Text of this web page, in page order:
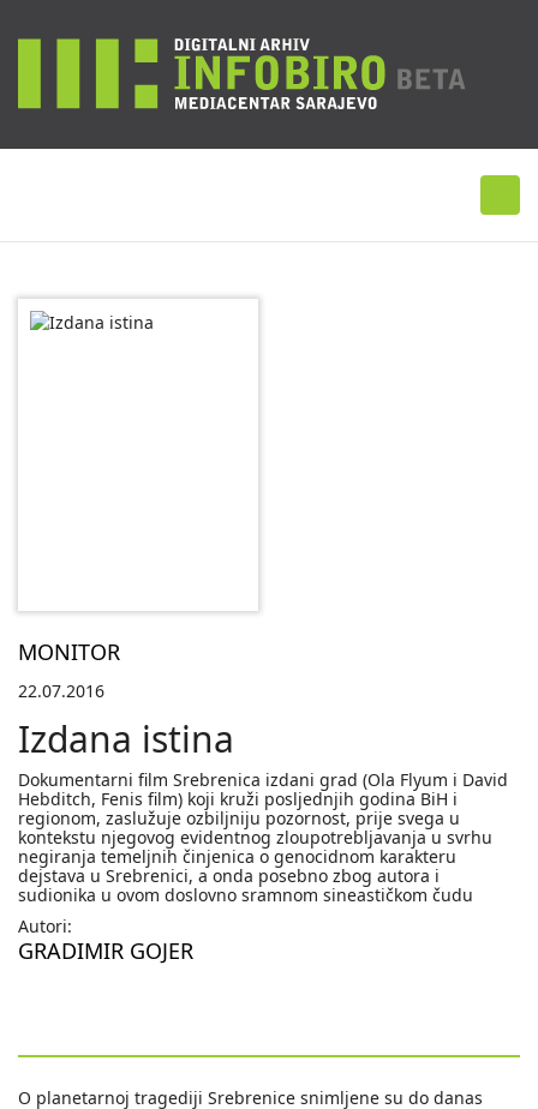
MONITOR
22.07.2016
Izdana istina
Dokumentarni film Srebrenica izdani grad (Ola Flyum i David
Hebditch, Fenis film) koji kruži posljednjih godina BiH i
regionom, zaslužuje ozbiljniju pozornost, prije svega u
kontekstu njegovog evidentnog zloupotrebljavanja u svrhu
negiranja temeljnih činjenica o genocidnom karakteru
dejstava u Srebrenici, a onda posebno zbog autora i
sudionika u ovom doslovno sramnom sineastičkom čudu
Autori:
GRADIMIR GOJER
O planetarnoj tragediji Srebrenice snimljene su do danas